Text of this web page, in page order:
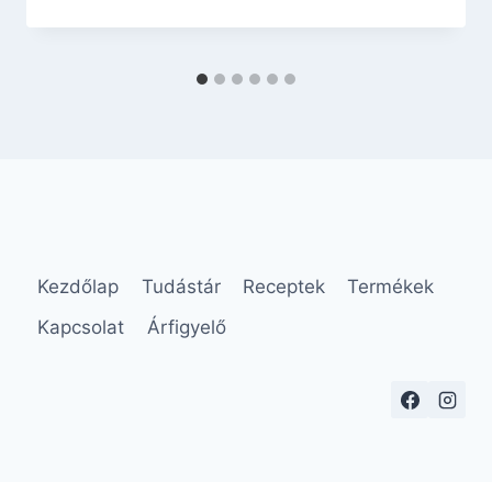
Kezdőlap Tudástár Receptek
Termékek
Kapcsolat
Árfigyelő